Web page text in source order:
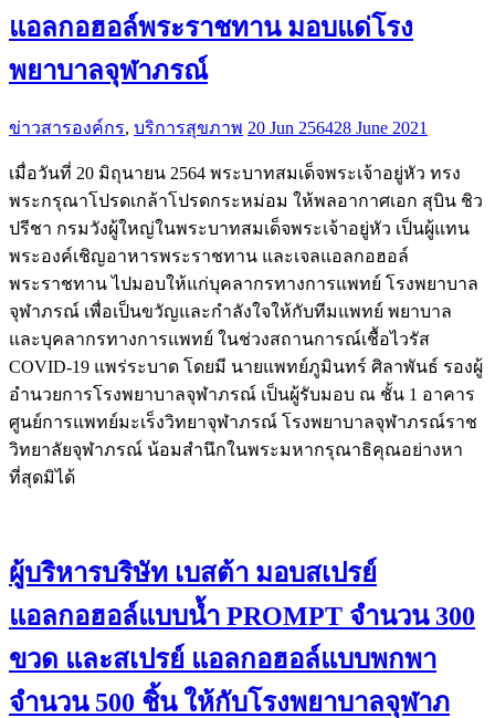
แอลกอฮอล์พระราชทาน มอบแด่โรง
พยาบาลจุฬาภรณ์
ข่าวสารองค์กร, บริการสุขภาพ 20 Jun 256428 June 2021
เมื่อวันที่ 20 มิถุนายน 2564 พระบาทสมเด็จพระเจ้าอยู่หัว ทรง
พระกรุณาโปรดเกล้าโปรดกระหม่อม ให้พลอากาศเอก สุบิน ชิว
ปรีชา กรมวังผู้ใหญ่ในพระบาทสมเด็จพระเจ้าอยู่หัว เป็นผู้แทน
พระองค์เชิญอาหารพระราชทาน และเจลแอลกอฮอล์
พระราชทาน ไปมอบให้แก่บุคลากรทางการแพทย์ โรงพยาบาล
จุฬาภรณ์ เพื่อเป็นขวัญและกำลังใจให้กับทีมแพทย์ พยาบาล
และบุคลากรทางการแพทย์ ในช่วงสถานการณ์เชื้อไวรัส
COVID-19 แพร่ระบาด โดยมี นายแพทย์ภูมินทร์ ศิลาพันธ์ รองผู้
อำนวยการโรงพยาบาลจุฬาภรณ์ เป็นผู้รับมอบ ณ ชั้น 1 อาคาร
ศูนย์การแพทย์มะเร็งวิทยาจุฬาภรณ์ โรงพยาบาลจุฬาภรณ์ราช
วิทยาลัยจุฬาภรณ์ น้อมสำนึกในพระมหากรุณาธิคุณอย่างหา
ที่สุดมิได้
ผู้บริหารบริษัท เบสต้า มอบสเปรย์
แอลกอฮอล์แบบน้ำ PROMPT จำนวน 300
ขวด และสเปรย์ แอลกอฮอล์แบบพกพา
จำนวน 500 ชิ้น ให้กับโรงพยาบาลจุฬาภ